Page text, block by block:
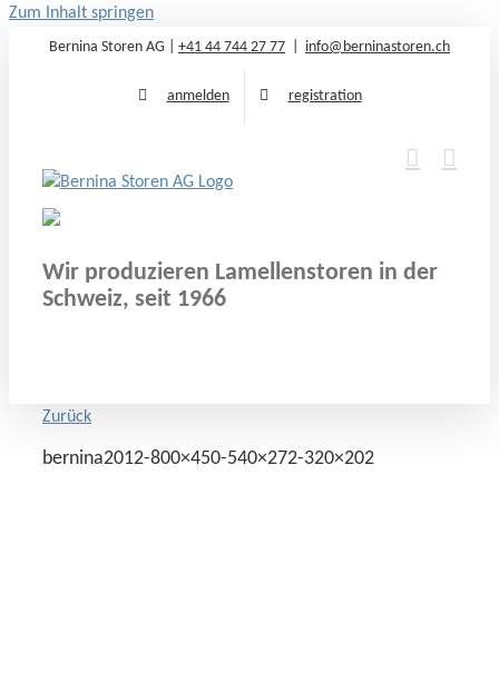
Zum Inhalt springen
Bernina Storen AG | +41 44 744 27 77 info@berninastoren.ch
anmelden registration
Wir produzieren Lamellenstoren in der
Schweiz, seit 1966
Zurück
bernina2012-800×450-540×272-320×202